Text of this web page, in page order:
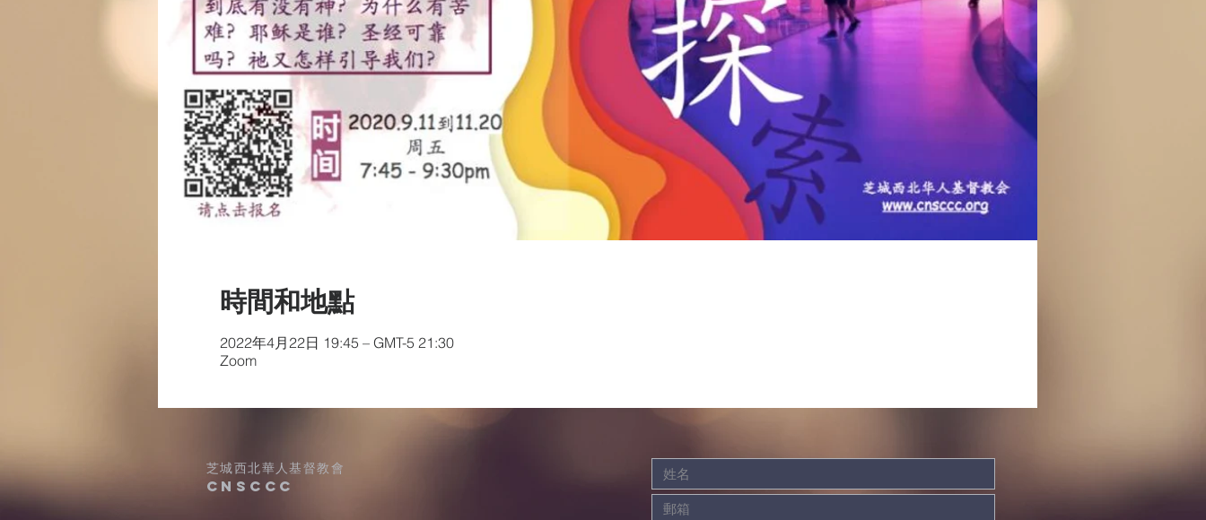
時間和地點
2022年4月22日 19:45 – GMT-5 21:30
Zoom
芝城西北華人基督教會
​CNSCCC